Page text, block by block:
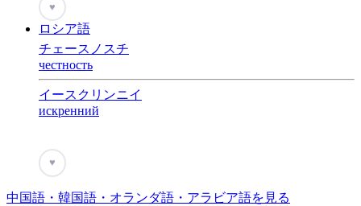
♥
ロシア語
チェースノスチ
честность
イースクリンニイ
искренний
♥
中国語・韓国語・オランダ語・アラビア語を見る